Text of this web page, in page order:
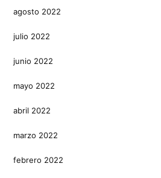
agosto 2022
julio 2022
junio 2022
mayo 2022
abril 2022
marzo 2022
febrero 2022